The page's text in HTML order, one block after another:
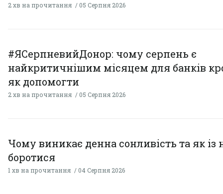
2 хв на прочитання 05 Серпня 2026
#ЯСерпневийДонор: чому серпень є
найкритичнішим місяцем для банків
як допомогти
2 хв на прочитання 05 Серпня 2026
Чому виникає денна сонливість та як із
боротися
1 хв на прочитання 04 Серпня 2026